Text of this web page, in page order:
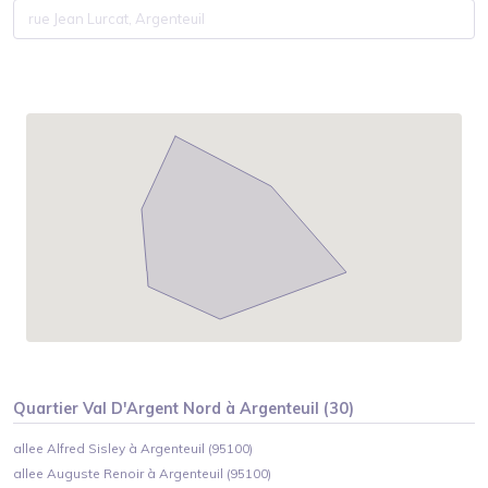
QuartierVal D'Argent Nord àArgenteuil (30)
allee Alfred Sisley à Argenteuil (95100)
allee Auguste Renoir à Argenteuil (95100)